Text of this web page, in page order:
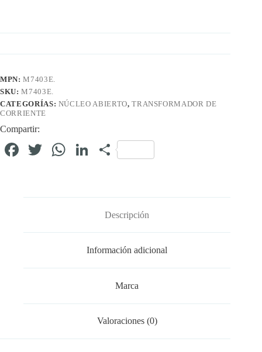
MPN:M7403E.
SKU:M7403E.
CATEGORÍAS: NÚCLEO ABIERTO,TRANSFORMADOR DE
CORRIENTE
Compartir:
Fa T
W
Li C
rti
r
Descripción
Información adicional
Marca
Valoraciones (0)